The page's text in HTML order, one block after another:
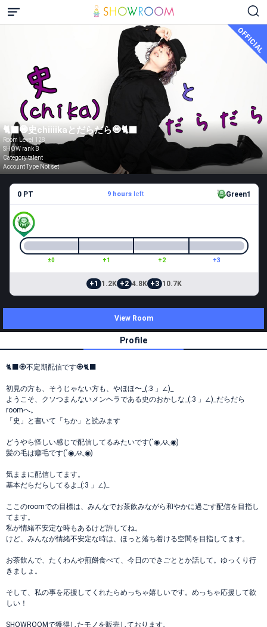
OFFICIAL
🐈‍⬛🧿史chiiiikaとだらだら🧿🐈‍⬛
Room Level 128
SHOW rank B
Category talent
Account Type Not set
0 PT 9 hoursleft Green1
±0 +1 +2 +3
+1 1.2K +2 4.8K +3 10.7K
View Room
Profile
🐈‍⬛🧿不定期配信です🧿🐈‍⬛
初見の方も、そうじゃない方も、やほほ〜_(:3 」∠)_
ようこそ、クソつまんないメンヘラである史のおかしな_(:3 」∠)_だらだら
roomへ。
「史」と書いて「ちか」と読みます
どうやら怪しい感じで配信してるみたいです(´◉◞౪◟◉)
髪の毛は癖毛です(´◉◞౪◟◉)
気ままに配信してます。
基本だらだらしてるよ_(:3 」∠)_
ここのroomでの目標は、みんなでお茶飲みながら和やかに過ごす配信を目指し
てます。
私が情緒不安定な時もあるけど許してね。
けど、みんなが情緒不安定な時は、ほっと落ち着ける空間を目指してます。
お茶飲んで、たくわんや煎餅食べて、今日のできごととか話して。ゆっくり行
きましょ。
そして、私の事を応援してくれたらめっちゃ嬉しいです。めっちゃ応援して欲
しい！
SHOWROOMで獲得したモノを販売しております。